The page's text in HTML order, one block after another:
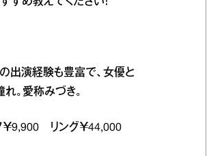
出演経験も豊富で、女優と
。愛称みづき。
フ￥9,900 リング￥44,000